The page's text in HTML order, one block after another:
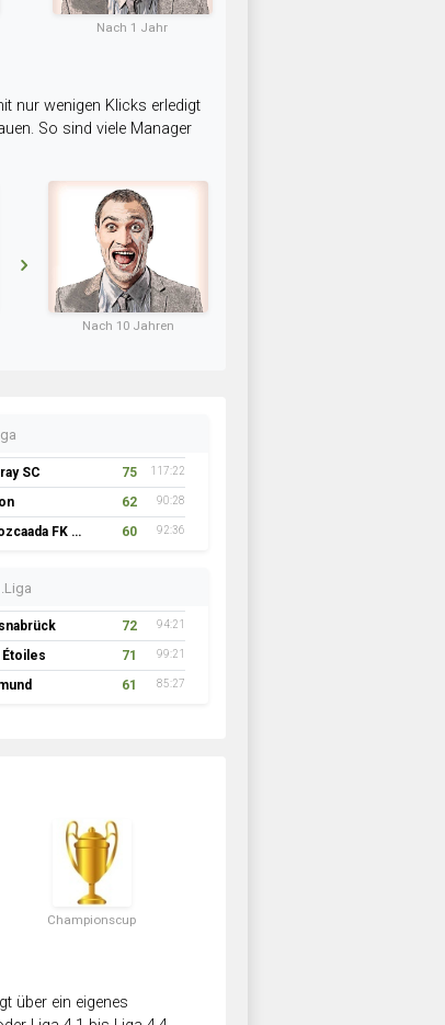
Nach 1 Jahr
nur wenigen Klicks erledigt
So sind viele Manager
Nach 10 Jahren
SC 75 117:22
62 90:28
İnşaat Bozcaada FK 1957 60 92:36
72 94:21
Étoiles 71 99:21
61 85:27
Championscup
über ein eigenes